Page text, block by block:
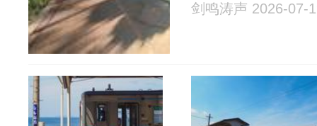
剑鸣涛声 2026-07-